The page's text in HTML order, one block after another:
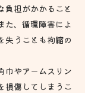
負担がかかること
た、循環障害によ
失うことも拘縮の
巾やアームスリン
損傷してしまうこ